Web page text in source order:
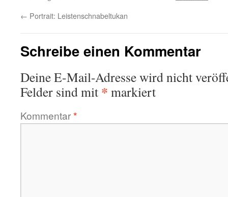
← Portrait: Leistenschnabeltukan
Schreibe einen Kommentar
Deine E-Mail-Adresse wird nicht
Felder sind mit * markiert
Kommentar*